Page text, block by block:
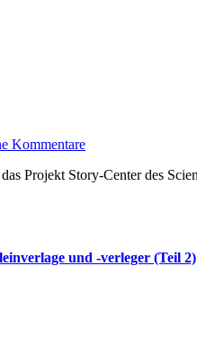
Kommentare
und -verleger (Teil 2)